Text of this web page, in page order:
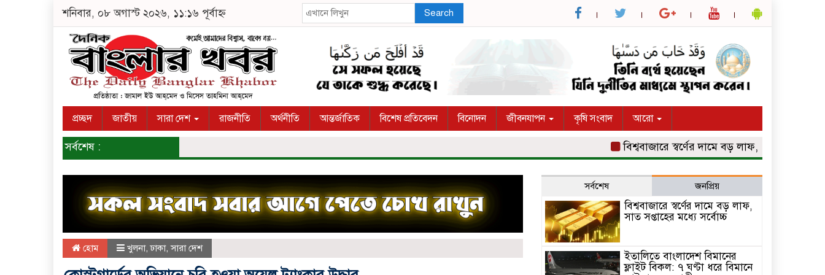
শনিবার, ০৮ অগাস্ট ২০২৬, ১১:১৬ পূর্বাহ্ন Search
প্রচ্ছদ জাতীয় সারা দেশ রাজনীতি অর্থনীতি আন্তর্জাতিক বিশেষ প্রতিবেদন বিনোদন জীবনযাপন কৃষি সংবাদ আরো
সর্বশেষ : বিশ্ববাজারে স্বর্ণের দামে বড় লাফ, সাত সপ্তাহের মধ্যে
হোম খুলনা,ঢাকা,সারা দেশ
সর্বশেষ জনপ্রিয়
বিশ্ববাজারে স্বর্ণের দামে বড় লাফ,
সাত সপ্তাহের মধ্যে সর্বোচ্চ
ইতালিতে বাংলাদেশ বিমানের
ফ্লাইট বিকল: ৭ ঘণ্টা ধরে বিমানে